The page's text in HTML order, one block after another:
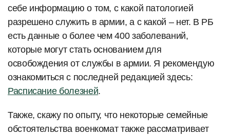
себе информацию о том, с какой патологией
разрешено служить в армии, а с какой – нет. В РБ
есть данные о более чем 400 заболеваний,
которые могут стать основанием для
освобождения от службы в армии. Я рекомендую
ознакомиться с последней редакцией здесь:
Расписание болезней.
Также, скажу по опыту, что некоторые семейные
обстоятельства военкомат также рассматривает